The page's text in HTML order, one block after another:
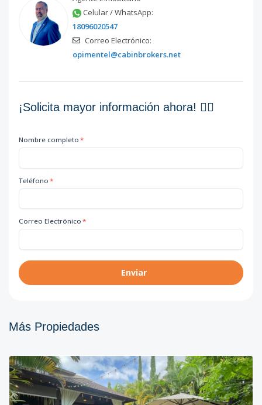
Celular / WhatsApp:
18096020547
Correo Electrónico:
opimentel@cabinbrokers.net
¡Solicita mayor información ahora! 👇🏽
Nombre completo *
Teléfono *
Correo Electrónico *
Enviar
Más Propiedades